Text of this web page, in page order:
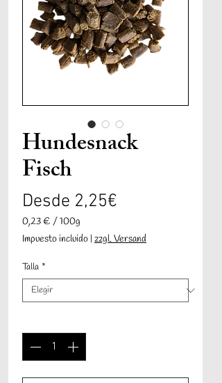
Hundesnack
Fisch
Desde 2,25€
oferta
0,23 € / 100g
0,23 €
por
Gramos
Impuesto incluido| zzgl. Versand
Talla *